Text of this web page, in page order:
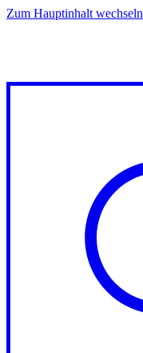
Zum Hauptinhalt wechseln